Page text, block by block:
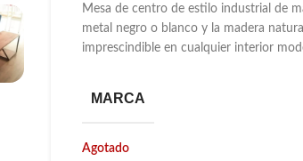
Mesa de centro de estilo industrial de
metal negro o blanco y la madera
imprescindible en cualquier interior
MARCA
Agotado